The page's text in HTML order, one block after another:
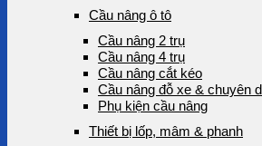
Cầu nâng ô tô
Cầu nâng 2 trụ
Cầu nâng 4 trụ
Cầu nâng cắt kéo
Cầu nâng đỗ xe & chuyên
Phụ kiện cầu nâng
Thiết bị lốp, mâm & phanh